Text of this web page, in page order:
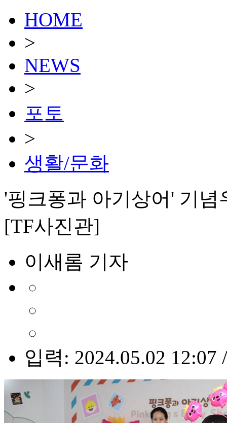
HOME
>
NEWS
>
포토
>
생활/문화
'핑크퐁과 아기상어' 기
[TF사진관]
이새롬 기자
입력: 2024.05.02 12:07